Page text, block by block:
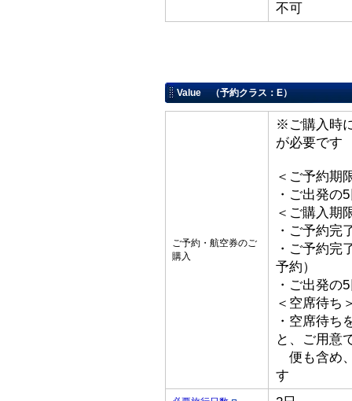
不可
Value （予約クラス：E）
ご予約・航空券のご
購入
※ご購入時
が必要です
＜ご予約期
・ご出発の
＜ご購入期
・ご予約完
・ご予約完
予約）
・ご出発の
＜空席待ち
・空席待ち
と、ご用意
便も含め
す